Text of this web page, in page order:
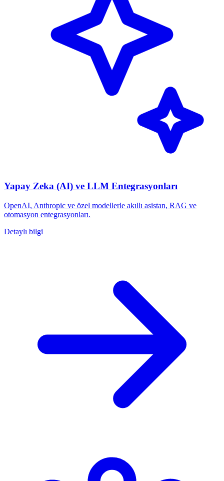
Yapay Zeka (AI) ve LLM Entegrasyonları
OpenAI, Anthropic ve özel modellerle akıllı asistan, RAG ve
otomasyon entegrasyonları.
Detaylı bilgi